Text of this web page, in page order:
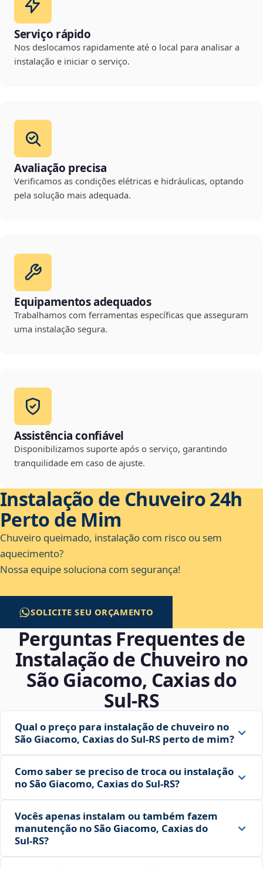
Serviço rápido
Nos deslocamos rapidamente até o local para analisar a
instalação e iniciar o serviço.
Avaliação precisa
Verificamos as condições elétricas e hidráulicas, optando
pela solução mais adequada.
Equipamentos adequados
Trabalhamos com ferramentas específicas que asseguram
uma instalação segura.
Assistência confiável
Disponibilizamos suporte após o serviço, garantindo
tranquilidade em caso de ajuste.
Instalação de Chuveiro 24h
Perto de Mim
Chuveiro queimado, instalação com risco ou sem
aquecimento?
Nossa equipe soluciona com segurança!
SOLICITE SEU ORÇAMENTO
Perguntas Frequentes de
Instalação de Chuveiro no
São Giacomo, Caxias do
Sul‑RS
Qual o preço para instalação de chuveiro no
São Giacomo, Caxias do Sul‑RS perto de mim?
Como saber se preciso de troca ou instalação
no São Giacomo, Caxias do Sul‑RS?
Vocês apenas instalam ou também fazem
manutenção no São Giacomo, Caxias do
Sul‑RS?